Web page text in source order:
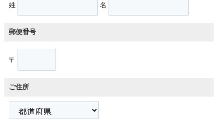
姓 名
郵便番号
〒
ご住所